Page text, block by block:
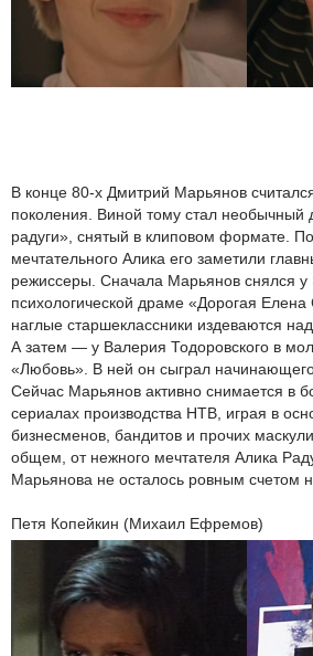
В конце 80-х Дмитрий Марьянов
поколения. Виной тому стал
радуги», снятый в клиповом формате.
мечтательного Алика его заметили
режиссеры. Сначала Марьянов снялся у
психологической драме «Дорогая Елена
наглые старшеклассники издеваются над
А затем — у Валерия Тодоровского в
«Любовь». В ней он сыграл
Сейчас Марьянов активно снимается в
сериалах производства НТВ, играя в
бизнесменов, бандитов и прочих
общем, от нежного мечтателя Алика
Марьянова не осталось ровным счетом
Петя Копейкин (Михаил Ефремов)